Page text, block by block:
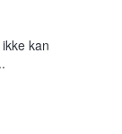
kan